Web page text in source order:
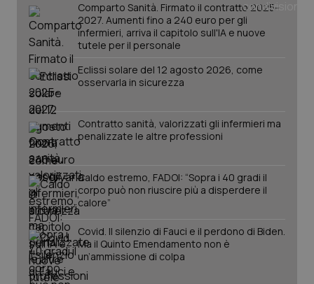
Comparto Sanità. Firmato il contratto 2025-
2027. Aumenti fino a 240 euro per gli
infermieri, arriva il capitolo sull'IA e nuove
tutele per il personale
Eclissi solare del 12 agosto 2026, come
osservarla in sicurezza
Contratto sanità, valorizzati gli infermieri ma
penalizzate le altre professioni
Caldo estremo, FADOI: “Sopra i 40 gradi il
corpo può non riuscire più a disperdere il
calore”
Covid. Il silenzio di Fauci e il perdono di Biden.
Ma il Quinto Emendamento non è
un’ammissione di colpa